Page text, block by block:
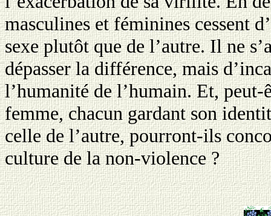
masculines et féminines cessent
sexe plutôt que de l’autre. Il ne
dépasser la différence, mais
l’humanité de l’humain. Et,
femme, chacun gardant son
celle de l’autre, pourront-ils
culture de la non-violence ?